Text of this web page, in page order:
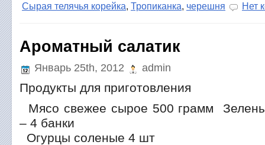
Сырая телячья корейка, Тропиканка, черешня Нет
Ароматный салатик
Январь 25th, 2012 admin
Продукты для приготовления
Мясо свежее сырое 500 грамм
– 4 банки
Огурцы соленые 4 шт